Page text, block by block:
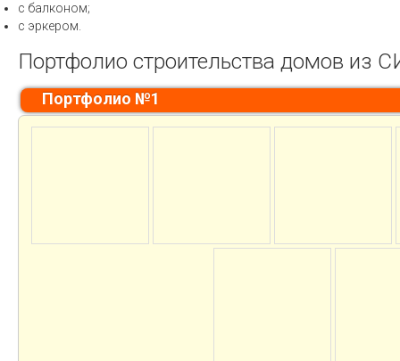
с балконом;
с эркером.
Портфолио строительства домов из
Портфолио №1